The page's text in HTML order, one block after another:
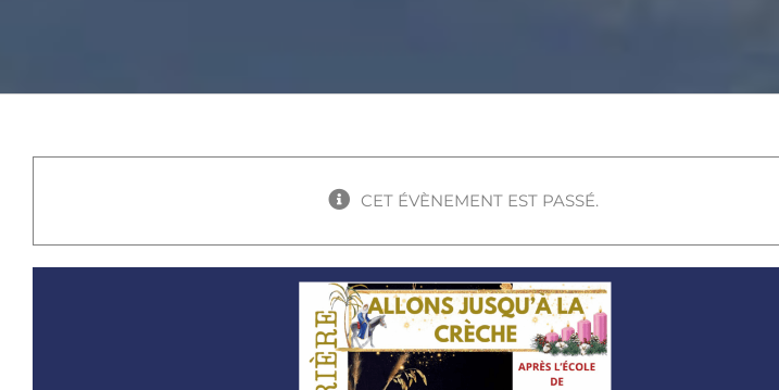
CET ÉVÈNEMENT EST PASSÉ.